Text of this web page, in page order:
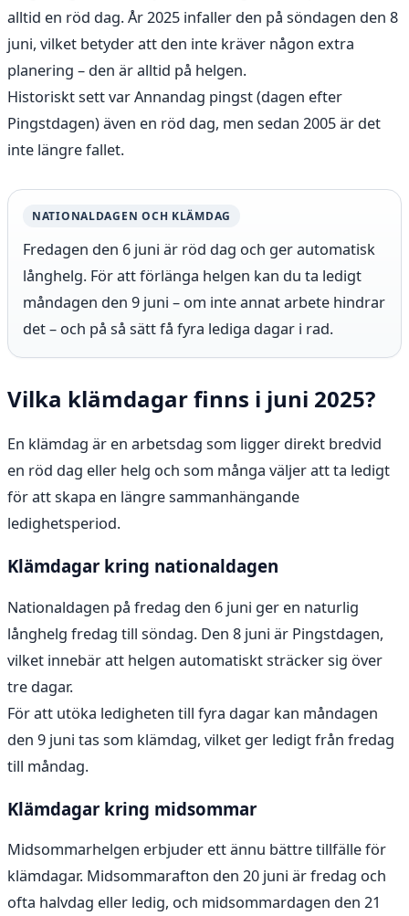
alltid en röd dag. År 2025 infaller den på söndagen den 8
juni, vilket betyder att den inte kräver någon extra
planering – den är alltid på helgen.
Historiskt sett var Annandag pingst (dagen efter
Pingstdagen) även en röd dag, men sedan 2005 är det
inte längre fallet.
NATIONALDAGEN OCH KLÄMDAG
Fredagen den 6 juni är röd dag och ger automatisk
långhelg. För att förlänga helgen kan du ta ledigt
måndagen den 9 juni – om inte annat arbete hindrar
det – och på så sätt få fyra lediga dagar i rad.
Vilka klämdagar finns i juni 2025?
En klämdag är en arbetsdag som ligger direkt bredvid
en röd dag eller helg och som många väljer att ta ledigt
för att skapa en längre sammanhängande
ledighetsperiod.
Klämdagar kring nationaldagen
Nationaldagen på fredag den 6 juni ger en naturlig
långhelg fredag till söndag. Den 8 juni är Pingstdagen,
vilket innebär att helgen automatiskt sträcker sig över
tre dagar.
För att utöka ledigheten till fyra dagar kan måndagen
den 9 juni tas som klämdag, vilket ger ledigt från fredag
till måndag.
Klämdagar kring midsommar
Midsommarhelgen erbjuder ett ännu bättre tillfälle för
klämdagar. Midsommarafton den 20 juni är fredag och
ofta halvdag eller ledig, och midsommardagen den 21